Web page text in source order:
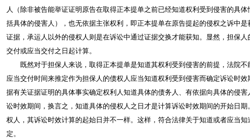
人（除非被告能举证证明原告在取得正本提单之前已经知道权利受到侵害的具
括具体的侵害人），也无依据主张权利，即正本提单在原告提起的侵权之诉中是
证据，承运人以外的侵权人则是在诉讼中通过证据交换才能获知。显然，担保人
交付或应当交付之日起计算。
既然对于担保人来说，取得正本提单是知道其权利受到侵害的前提，法院不
应当交付时间来推定作为担保人的债权人应当知道权利受到侵害而确定诉讼时
据有关证据证明的具体事实确定权利人知道具体的债务人、有依据向具体的侵
讼时效期间，换言之，知道具体的侵权人之日才是计算诉讼时效期间的开始日
权人，其诉讼时效计算的起始日并不一样。这样，符合法律关于知道或者应当
定。